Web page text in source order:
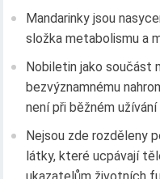
Mandarinky jsou
složka metabolismu a
Nobiletin jako součást
bezvýznamnému
není při běžném užívání
Nejsou zde rozděleny
látky, které ucpávají